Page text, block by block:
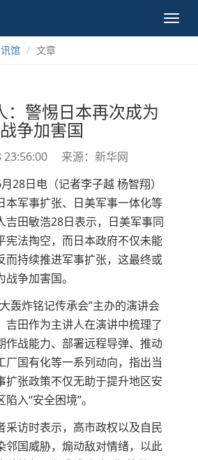
馆 文章
：警惕日本再次成为
战争加害国
23:56:00
来源：新华网
日电（记者李子越 杨智翔）
本军事扩张、日美军事一体化等
吉田敏浩28日表示，日美军事同
宪法掏空，而日本政府不仅未能
而持续推进军事扩张，这最终或
争加害国。
炸铭记传承会”主办的演讲会
吉田作为主讲人在演讲中梳理了
作战能力、部署远程导弹、推动
厂国有化等一系列动向，指出当
扩张政策不仅无助于提升地区安
入“安全困境”。
访时表示，高市政权以及自民
邻国威胁，煽动敌对情绪，以此